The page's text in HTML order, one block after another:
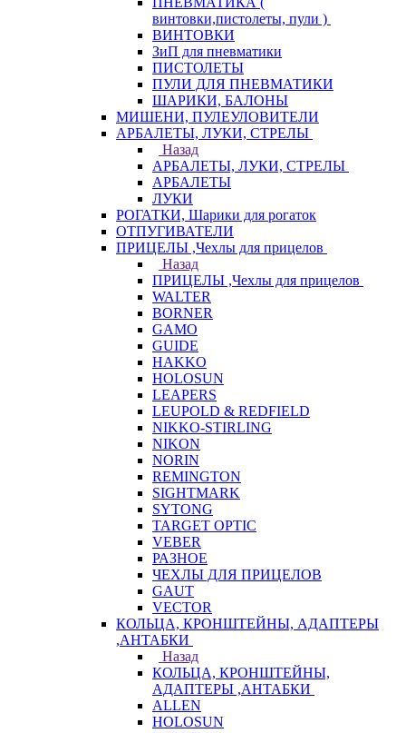
винтовки,пистолеты, пули )
ВИНТОВКИ
ЗиП для пневматики
ПИСТОЛЕТЫ
ПУЛИ ДЛЯ ПНЕВМАТИКИ
ШАРИКИ, БАЛОНЫ
МИШЕНИ, ПУЛЕУЛОВИТЕЛИ
АРБАЛЕТЫ, ЛУКИ, СТРЕЛЫ
Назад
АРБАЛЕТЫ, ЛУКИ, СТРЕЛЫ
АРБАЛЕТЫ
ЛУКИ
РОГАТКИ, Шарики для рогаток
ОТПУГИВАТЕЛИ
ПРИЦЕЛЫ ,Чехлы для прицелов
Назад
ПРИЦЕЛЫ ,Чехлы для прицелов
WALTER
BORNER
GAMO
GUIDE
HAKKO
HOLOSUN
LEAPERS
LEUPOLD & REDFIELD
NIKKO-STIRLING
NIKON
NORIN
REMINGTON
SIGHTMARK
SYTONG
TARGET OPTIC
VEBER
РАЗНОЕ
ЧЕХЛЫ ДЛЯ ПРИЦЕЛОВ
GAUT
VECTOR
КОЛЬЦА, КРОНШТЕЙНЫ, АДАПТЕРЫ
,АНТАБКИ
Назад
КОЛЬЦА, КРОНШТЕЙНЫ,
АДАПТЕРЫ ,АНТАБКИ
ALLEN
HOLOSUN